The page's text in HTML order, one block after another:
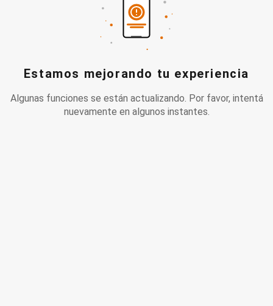
Estamos mejorando tu experiencia
Algunas funciones se están actualizando. Por favor, intentá
nuevamente en algunos instantes.